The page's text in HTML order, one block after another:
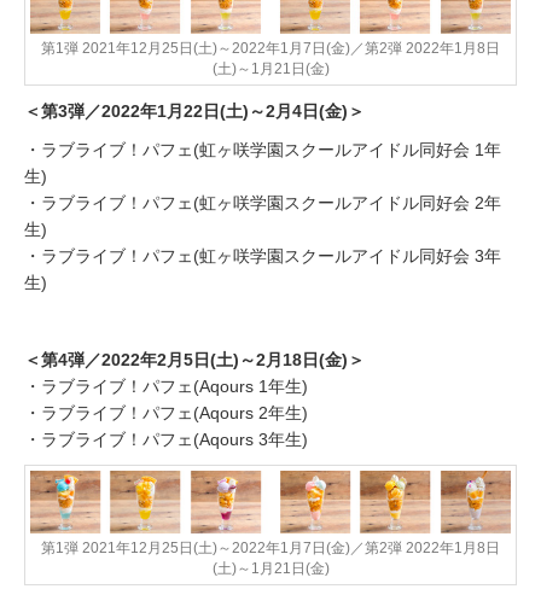
第1弾 2021年12月25日(土)～2022年1月7日(金)／第2弾 2022年1月8日
(土)～1月21日(金)
＜第3弾／2022年1月22日(土)～2月4日(金)＞
・ラブライブ！パフェ(虹ヶ咲学園スクールアイドル同好会 1年
生)
・ラブライブ！パフェ(虹ヶ咲学園スクールアイドル同好会 2年
生)
・ラブライブ！パフェ(虹ヶ咲学園スクールアイドル同好会 3年
生)
＜第4弾／2022年2月5日(土)～2月18日(金)＞
・ラブライブ！パフェ(Aqours 1年生)
・ラブライブ！パフェ(Aqours 2年生)
・ラブライブ！パフェ(Aqours 3年生)
第1弾 2021年12月25日(土)～2022年1月7日(金)／第2弾 2022年1月8日
(土)～1月21日(金)